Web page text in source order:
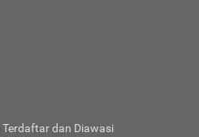
Terdaftar dan Diawasi